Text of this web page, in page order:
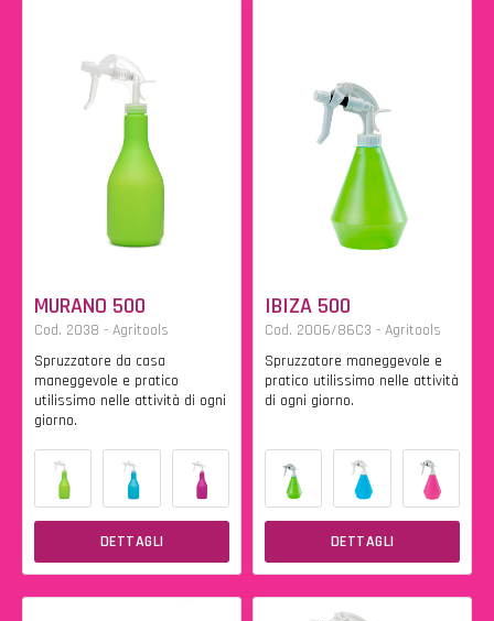
MURANO 500
Cod. 2038 - Agritools
Spruzzatore da casa
maneggevole e pratico
utilissimo nelle attività di ogni
giorno.
DETTAGLI
IBIZA 500
Cod. 2006/86C3 - Agritools
Spruzzatore maneggevole e
pratico utilissimo nelle attività
di ogni giorno.
DETTAGLI